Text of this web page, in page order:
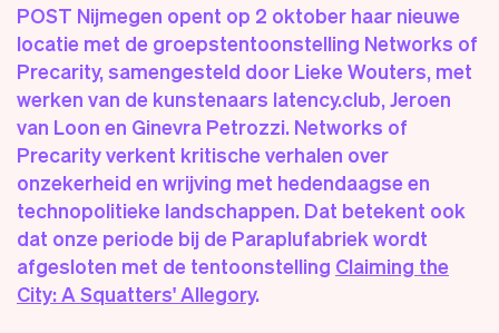
POST Nijmegen opent op 2 oktober haar nieuwe
locatie met de groepstentoonstelling Networks of
Precarity, samengesteld door Lieke Wouters, met
werken van de kunstenaars latency.club, Jeroen
van Loon en Ginevra Petrozzi. Networks of
Precarity verkent kritische verhalen over
onzekerheid en wrijving met hedendaagse en
technopolitieke landschappen. Dat betekent ook
dat onze periode bij de Paraplufabriek wordt
afgesloten met de tentoonstelling Claiming the
City: A Squatters' Allegory.